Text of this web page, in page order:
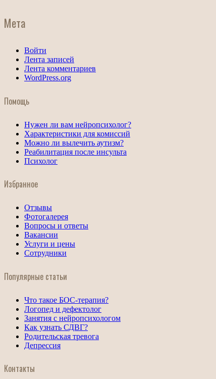
Мета
Войти
Лента записей
Лента комментариев
WordPress.org
Помощь
Нужен ли вам нейропсихолог?
Характеристики для комиссий
Можно ли вылечить аутизм?
Реабилитация после инсульта
Психолог
Избранное
Отзывы
Фотогалерея
Вопросы и ответы
Вакансии
Услуги и цены
Сотрудники
Популярные статьи
Что такое БОС-терапия?
Логопед и дефектолог
Занятия с нейропсихологом
Как узнать СДВГ?
Родительская тревога
Депрессия
Контакты